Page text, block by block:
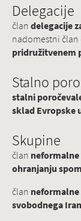
Delegacije
člandelegacije
nadomestni član
pridružitvenem
Stalno
stalni
sklad Evropske
Skupine
član neformalne
ohranjanju
član
svobodnega